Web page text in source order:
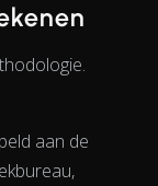
aan de